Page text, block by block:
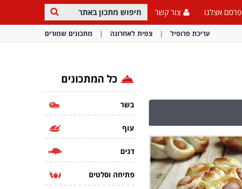
פרסם אצלנו צור קשר
עריכת פרופיל צפית לאחרונה מתכונים שמורים
כל המתכונים
בשר
עוף
דגים
פתיחה וסלטים